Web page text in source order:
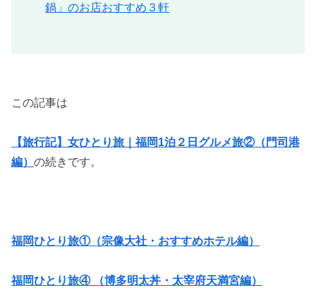
鍋」のお店おすすめ３軒
この記事は
【旅行記】女ひとり旅｜福岡1泊２日グルメ旅②（門司港
編） の続きです。
福岡ひとり旅①（宗像大社・おすすめホテル編）
福岡ひとり旅④ （博多明太丼・太宰府天満宮編）